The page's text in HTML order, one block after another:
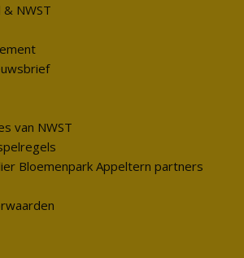
NWST
van NWST
Bloemenpark Appeltern partners